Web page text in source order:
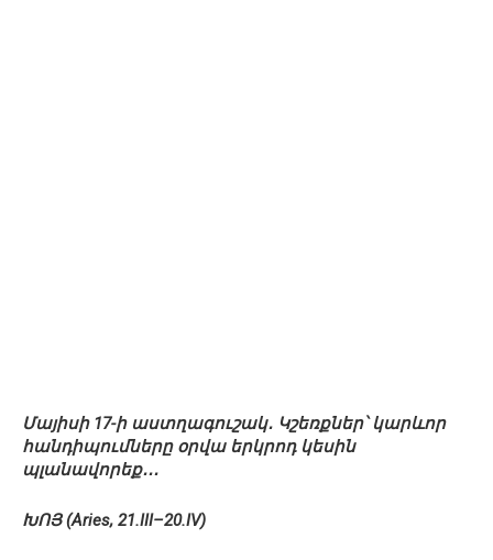
Մայիսի 17-ի աստղագուշակ․ Կշեռքներ՝ կարևոր
հանդիպումները օրվա երկրոդ կեսին
պլանավորեք․․․
ԽՈՅ (Aries, 21.III–20.IV)